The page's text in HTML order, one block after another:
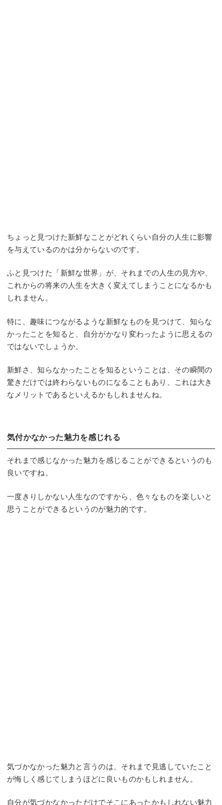
ちょっと見つけた新鮮なことがどれくらい自分の人生に影響
を与えているのかは分からないのです。
ふと見つけた「新鮮な世界」が、それまでの人生の見方や、
これからの将来の人生を大きく変えてしまうことになるかも
しれません。
特に、趣味につながるような新鮮なものを見つけて、知らな
かったことを知ると、自分がかなり変わったように思えるの
ではないでしょうか。
新鮮さ、知らなかったことを知るということは、その瞬間の
驚きだけでは終わらないものになることもあり、これは大き
なメリットであるといえるかもしれませんね。
気付かなかった魅力を感じれる
それまで感じなかった魅力を感じることができるというのも
良いですね。
一度きりしかない人生なのですから、色々なものを楽しいと
思うことができるというのが魅力的です。
気づかなかった魅力と言うのは、それまで見逃していたこと
が悔しく感じてしまうほどに良いものかもしれません。
自分が気づかなかっただけでそこにあったかもしれない魅力